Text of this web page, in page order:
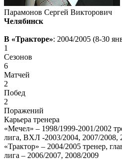
Парамонов Сергей Викторович
Челябинск
В «Тракторе»: 2004/2005 (8-30
1
Сезонов
6
Матчей
2
Побед
2
Поражений
Карьера тренера
«Мечел» – 1998/1999-2001/2002
лига, ВХЛ -2003/2004, 2007/2008,
«Трактор» – 2004/2005 тренер,
лига – 2006/2007, 2008/2009